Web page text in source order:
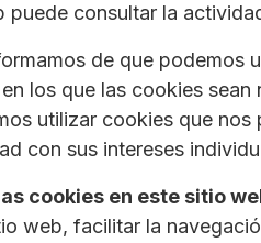
puede consultar la
de que podemos
los que las cookies
utilizar cookies que
con sus intereses
cookies en este sitio
web, facilitar la